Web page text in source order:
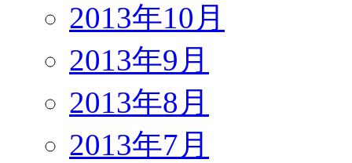
2013年10月
2013年9月
2013年8月
2013年7月